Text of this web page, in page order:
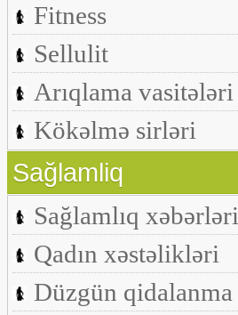
Fitness
Sellulit
Arıqlama vasitələri
Kökəlmə sirləri
Sağlamliq
Sağlamlıq xəbərləri
Qadın xəstəlikləri
Düzgün qidalanma